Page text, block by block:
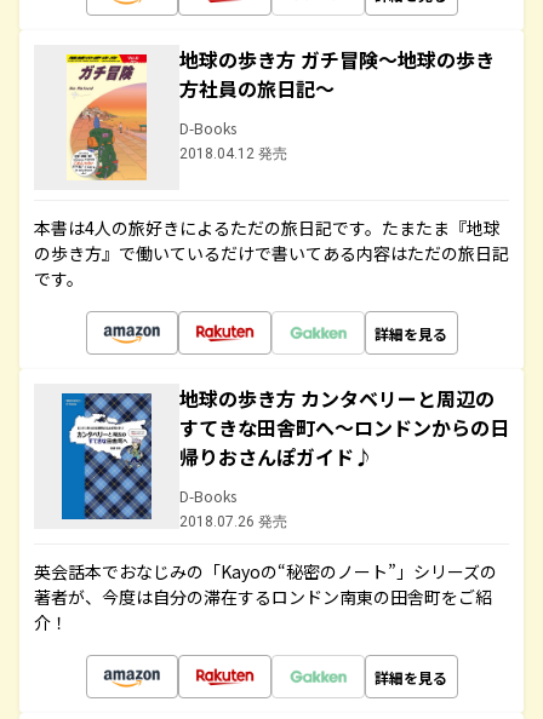
地球の歩き方 ガチ冒険～地球の歩き
方社員の旅日記～
D-Books
2018.04.12 発売
本書は4人の旅好きによるただの旅日記です。たまたま『地球
の歩き方』で働いているだけで書いてある内容はただの旅日記
です。
詳細を見る
地球の歩き方 カンタベリーと周辺の
すてきな田舎町へ～ロンドンからの日
帰りおさんぽガイド♪
D-Books
2018.07.26 発売
英会話本でおなじみの「Kayoの“秘密のノート”」シリーズの
著者が、今度は自分の滞在するロンドン南東の田舎町をご紹
介！
詳細を見る